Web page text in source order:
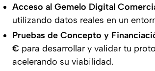
Acceso al Gemelo Digital
utilizando datos reales en un
Pruebas de Concepto y
€ para desarrollar y validar tu
acelerando su viabilidad.